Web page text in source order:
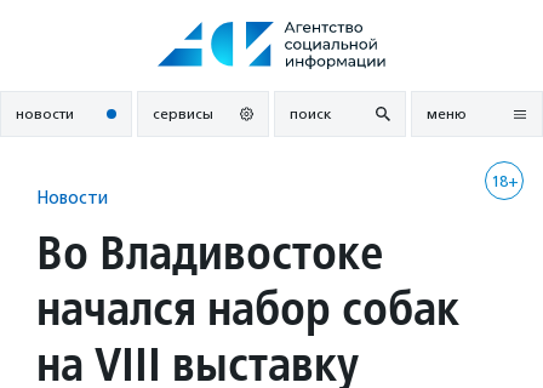
новости сервисы поиск меню
18+
Новости
Во Владивостоке
начался набор собак
на VIII выставку